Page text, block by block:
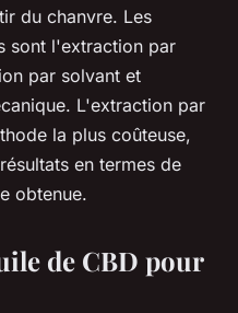
du chanvre. Les
sont l'extraction par
par solvant et
L'extraction par
la plus coûteuse,
en termes de
obtenue.
de CBD pour